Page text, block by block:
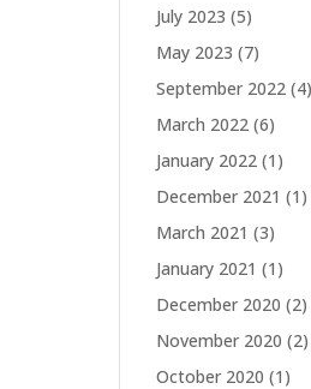
July 2023 (5)
May 2023 (7)
September 2022 (4)
March 2022 (6)
January 2022 (1)
December 2021 (1)
March 2021 (3)
January 2021 (1)
December 2020 (2)
November 2020 (2)
October 2020 (1)